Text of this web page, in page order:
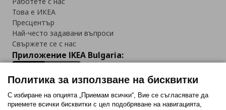
Това е ИКЕА
Пресцентър
Най-често задавани въпроси
Свържете се с нас
Приложение IKEA Bulgaria:
Последвайте ни:
Политика за използване на бисквитки
С избиране на опцията „Приемам всички“, Вие се съгласявате да
приемете всички бисквитки с цел подобряване на навигацията,